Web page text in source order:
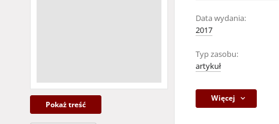
Pokaż treść
Data wydania:
2017
Typ zasobu:
artykuł
Więcej